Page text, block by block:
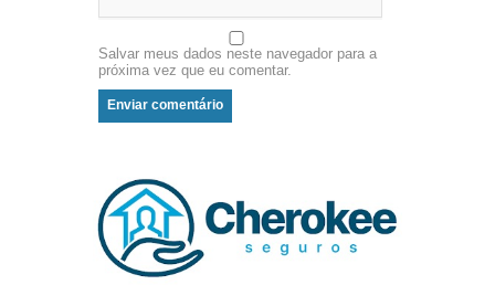
Salvar meus dados neste navegador para a
próxima vez que eu comentar.